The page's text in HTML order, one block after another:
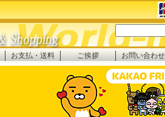
お支払・送料 ご挨拶 お問い合わせ